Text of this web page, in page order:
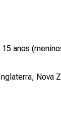
anos
Nova